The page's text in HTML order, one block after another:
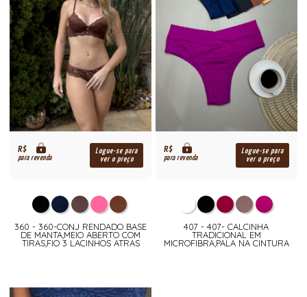
R$
para revenda
Logue-se para
ver o preço
360 - 360-CONJ RENDADO BASE
DE MANTA,MEIO ABERTO COM
TIRAS,FIO 3 LACINHOS ATRAS
R$
para revenda
Logue-se para
ver o preço
407 - 407- CALCINHA
TRADICIONAL EM
MICROFIBRA,PALA NA CINTURA